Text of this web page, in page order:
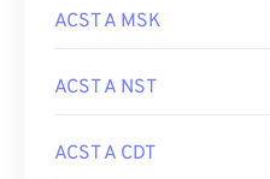
ACST A MSK
ACST A NST
ACST A CDT